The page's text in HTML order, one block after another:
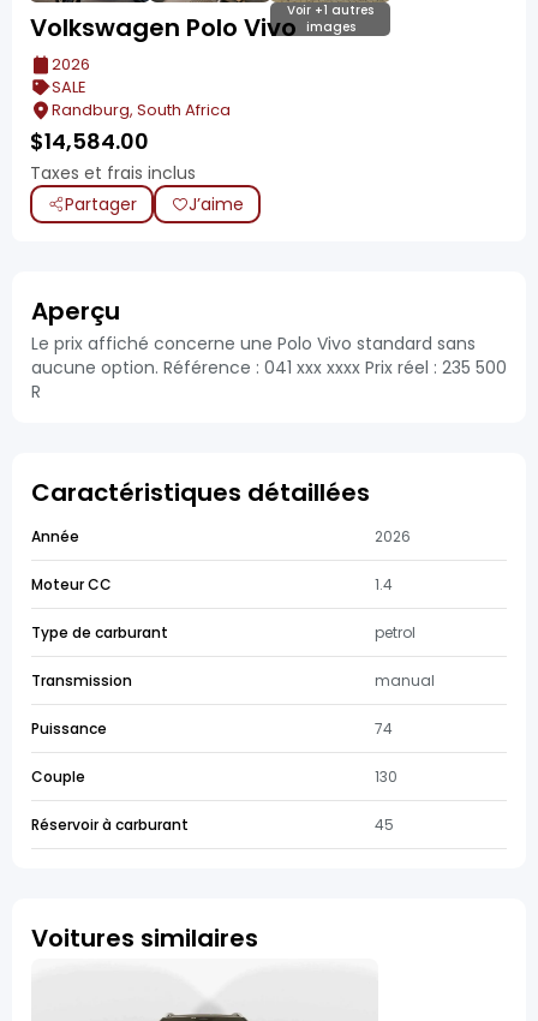
Voir +1 autres
images
Volkswagen Polo Vivo
2026
SALE
Randburg, South Africa
$14,584.00
Taxes et frais inclus
Partager
J’aime
Aperçu
Le prix affiché concerne une Polo Vivo standard sans
aucune option. Référence : 041 xxx xxxx Prix réel : 235 500
R
Caractéristiques détaillées
Année 2026
Moteur CC 1.4
Type de carburant petrol
Transmission manual
Puissance 74
Couple 130
Réservoir à carburant 45
Voitures similaires